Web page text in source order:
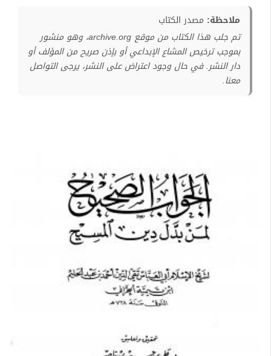
ملاحظة: مصدر الكتاب
تم جلب هذا الكتاب من موقع archive.org، وهو منشور
بموجب ترخيص المشاع الإبداعي أو بإذن صريح من المؤلف أو
دار النشر. في حال وجود اعتراض على النشر، يرجى التواصل
معنا.